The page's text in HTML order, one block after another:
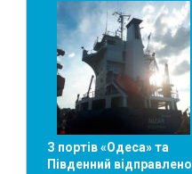
З портів «Одеса» та
Південний відправлено